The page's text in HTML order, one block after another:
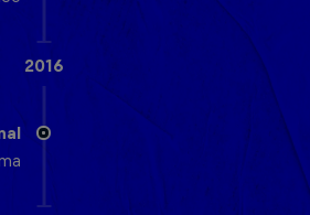
2016